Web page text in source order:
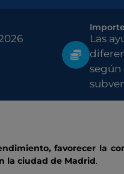
Las
según
favorecer la
la ciudad de Madrid.